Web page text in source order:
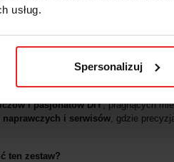
usług.
Spersonalizuj
ten zestaw?
THE SET SP7700 NOGA będzie
i pasjonatów DIY, pragnących
naprawczych i serwisów, gdzie
ten zestaw?